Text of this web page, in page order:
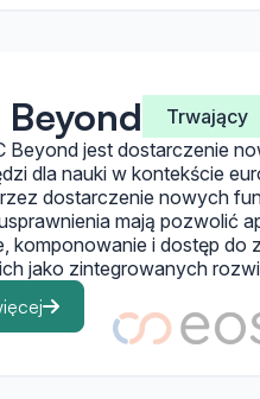
Beyond
Trwający
Beyond jest dostarczenie
dla nauki w kontekście
dostarczenie nowych
mają pozwolić
komponowanie i dostęp do
jako zintegrowanych